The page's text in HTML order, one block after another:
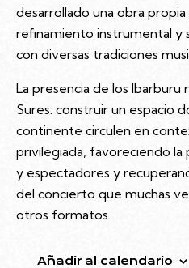
desarrollado una obra
refinamiento instrumental y
con diversas tradiciones
La presencia de los
Sures: construir un espacio
continente circulen en
privilegiada, favoreciendo
y espectadores y
del concierto que muchas
otros formatos.
Añadir al calendario